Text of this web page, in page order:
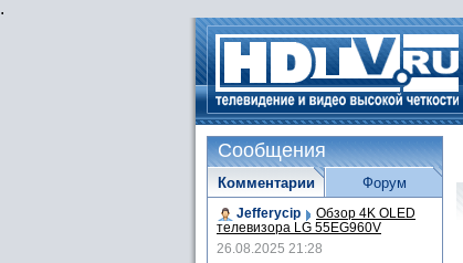
.
Сообщения
Комментарии
Jefferycip Обзор 4K OLED
телевизора LG 55EG960V
26.08.2025 21:28
Форум